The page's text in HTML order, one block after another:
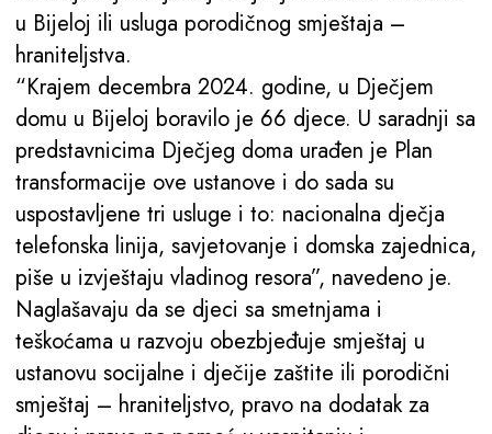
u Bijeloj ili usluga porodičnog smještaja –
hraniteljstva.
“Krajem decembra 2024. godine, u Dječjem
domu u Bijeloj boravilo je 66 djece. U saradnji sa
predstavnicima Dječjeg doma urađen je Plan
transformacije ove ustanove i do sada su
uspostavljene tri usluge i to: nacionalna dječja
telefonska linija, savjetovanje i domska zajednica,
piše u izvještaju vladinog resora”, navedeno je.
Naglašavaju da se djeci sa smetnjama i
teškoćama u razvoju obezbjeđuje smještaj u
ustanovu socijalne i dječije zaštite ili porodični
smještaj – hraniteljstvo, pravo na dodatak za